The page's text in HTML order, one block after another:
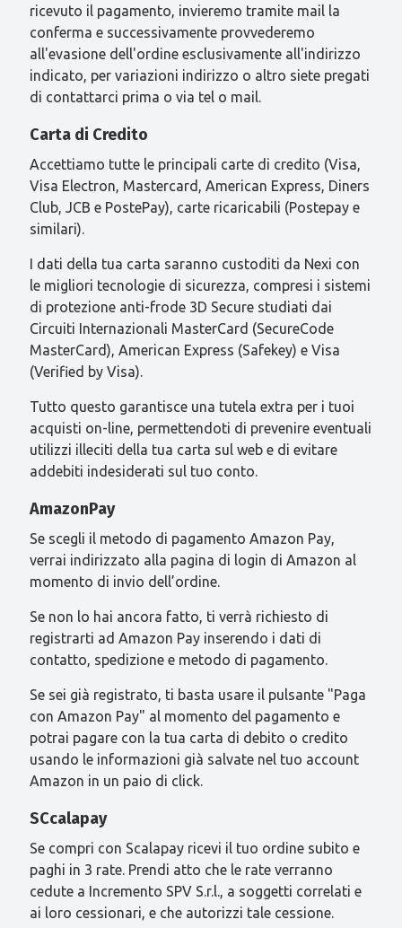
ricevuto il pagamento, invieremo tramite mail la
conferma e successivamente provvederemo
all'evasione dell'ordine esclusivamente all'indirizzo
indicato, per variazioni indirizzo o altro siete pregati
di contattarci prima o via tel o mail.
Carta di Credito
Accettiamo tutte le principali carte di credito (Visa,
Visa Electron, Mastercard, American Express, Diners
Club, JCB e PostePay), carte ricaricabili (Postepay e
similari).
I dati della tua carta saranno custoditi da Nexi con
le migliori tecnologie di sicurezza, compresi i sistemi
di protezione anti-frode 3D Secure studiati dai
Circuiti Internazionali MasterCard (SecureCode
MasterCard), American Express (Safekey) e Visa
(Verified by Visa).
Tutto questo garantisce una tutela extra per i tuoi
acquisti on-line, permettendoti di prevenire eventuali
utilizzi illeciti della tua carta sul web e di evitare
addebiti indesiderati sul tuo conto.
AmazonPay
Se scegli il metodo di pagamento Amazon Pay,
verrai indirizzato alla pagina di login di Amazon al
momento di invio dell’ordine.
Se non lo hai ancora fatto, ti verrà richiesto di
registrarti ad Amazon Pay inserendo i dati di
contatto, spedizione e metodo di pagamento.
Se sei già registrato, ti basta usare il pulsante "Paga
con Amazon Pay" al momento del pagamento e
potrai pagare con la tua carta di debito o credito
usando le informazioni già salvate nel tuo account
Amazon in un paio di click.
SCcalapay
Se compri con Scalapay ricevi il tuo ordine subito e
paghi in 3 rate. Prendi atto che le rate verranno
cedute a Incremento SPV S.r.l., a soggetti correlati e
ai loro cessionari, e che autorizzi tale cessione.